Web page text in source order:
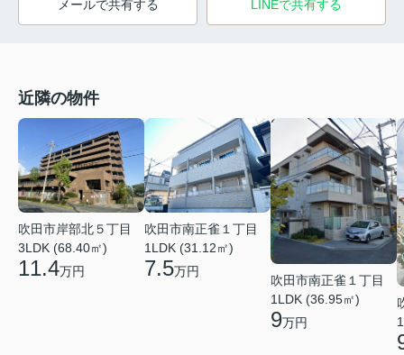
メールで共有する LINEで共有する
近隣の物件
吹田市岸部北５丁目
3LDK (68.40㎡)
11.4万円
吹田市南正雀１丁目
1LDK (31.12㎡)
7.5万円
吹田市南正雀１丁目
1LDK (36.95㎡)
9万円